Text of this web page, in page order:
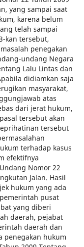
yang sampai saat
karena belum
telah sampai
kan tersebut,
penegakan
undang Negara
Lalu Lintas dan
didiamkan saja
masyarakat,
atas
dari jerat hukum,
tersebut akan
tersebut
terhadap kasus
efektifnya
Nomor 22
Jalan. Hasil
hukum yang ada
pusat
yang diberi
daerah, pejabat
daerah dan
penegakan hukum